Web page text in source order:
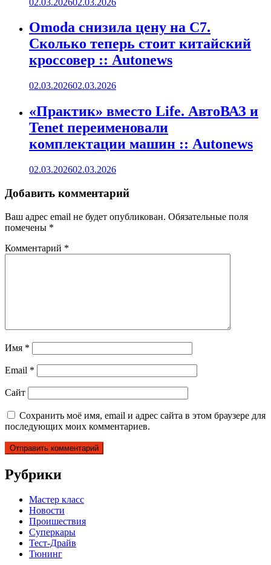
Omoda снизила цену на C7.
Сколько теперь стоит китайский
кроссовер :: Autonews
02.03.202602.03.2026
«Практик» вместо Life. АвтоВАЗ и
Tenet переименовали
комплектации машин :: Autonews
02.03.202602.03.2026
Добавить комментарий
Ваш адрес email не будет опубликован. Обязательные поля
помечены *
Комментарий *
Имя *
Email *
Сайт
Сохранить моё имя, email и адрес сайта в этом браузере для
последующих моих комментариев.
Рубрики
Мастер класс
Новости
Проишествия
Суперкары
Тест-Драйв
Тюнинг